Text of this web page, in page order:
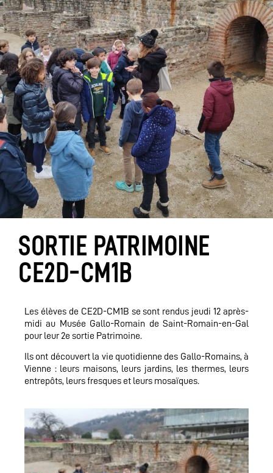
SORTIE PATRIMOINE
CE2D-CM1B
Les élèves de CE2D-CM1B se sont rendus jeudi 12 après-
midi au Musée Gallo-Romain de Saint-Romain-en-Gal
pour leur 2e sortie Patrimoine.
Ils ont découvert la vie quotidienne des Gallo-Romains, à
Vienne : leurs maisons, leurs jardins, les thermes, leurs
entrepôts, leurs fresques et leurs mosaïques.